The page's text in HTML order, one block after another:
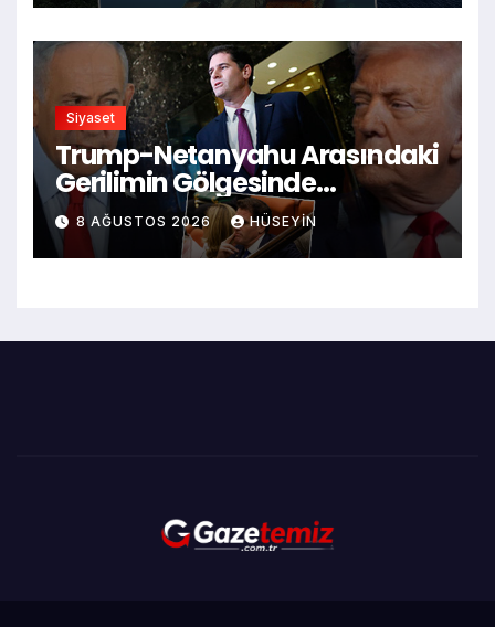
Siyaset
Trump-Netanyahu Arasındaki
Gerilimin Gölgesinde
Washington’a Yüzleşen ‘Gizli
El’ Kimdir?
8 AĞUSTOS 2026 HÜSEYIN